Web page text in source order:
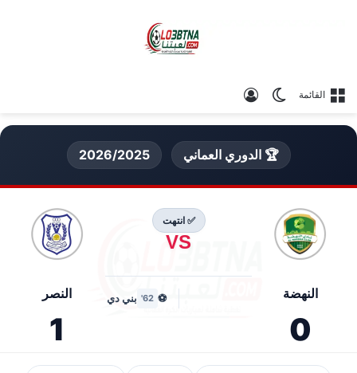
القائمة الوضع المظلم
🏆 الدوري العماني 2026/2025
النهضة
0
✅ انتهت
VS
⚽
62' بني دي النصر
1